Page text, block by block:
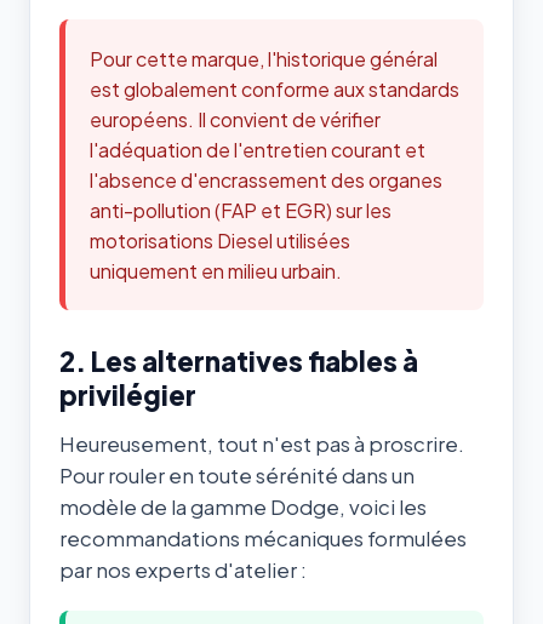
Pour cette marque, l'historique général
est globalement conforme aux standards
européens. Il convient de vérifier
l'adéquation de l'entretien courant et
l'absence d'encrassement des organes
anti-pollution (FAP et EGR) sur les
motorisations Diesel utilisées
uniquement en milieu urbain.
2. Les alternatives fiables à
privilégier
Heureusement, tout n'est pas à proscrire.
Pour rouler en toute sérénité dans un
modèle de la gamme Dodge, voici les
recommandations mécaniques formulées
par nos experts d'atelier :